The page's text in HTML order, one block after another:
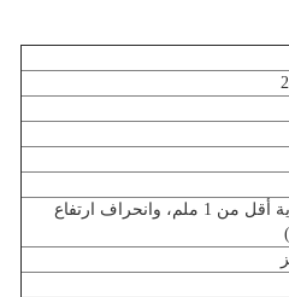
≥98% (انحراف مركز فم الحاوية أقل من 1 ملم، وانحراف ارتفاع